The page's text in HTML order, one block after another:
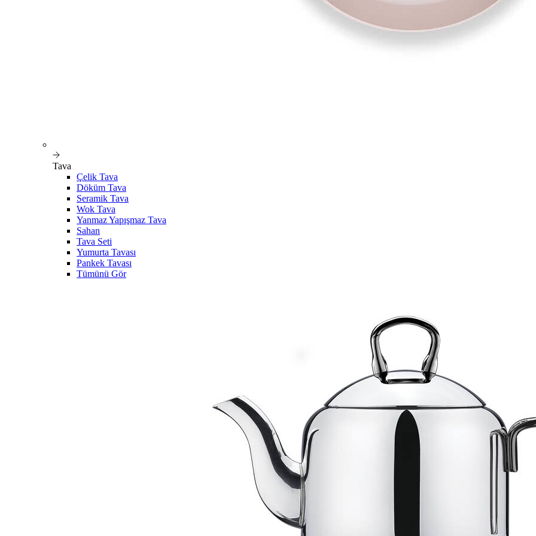
Tava
Çelik Tava
Döküm Tava
Seramik Tava
Wok Tava
Yanmaz Yapışmaz Tava
Sahan
Tava Seti
Yumurta Tavası
Pankek Tavası
Tümünü Gör